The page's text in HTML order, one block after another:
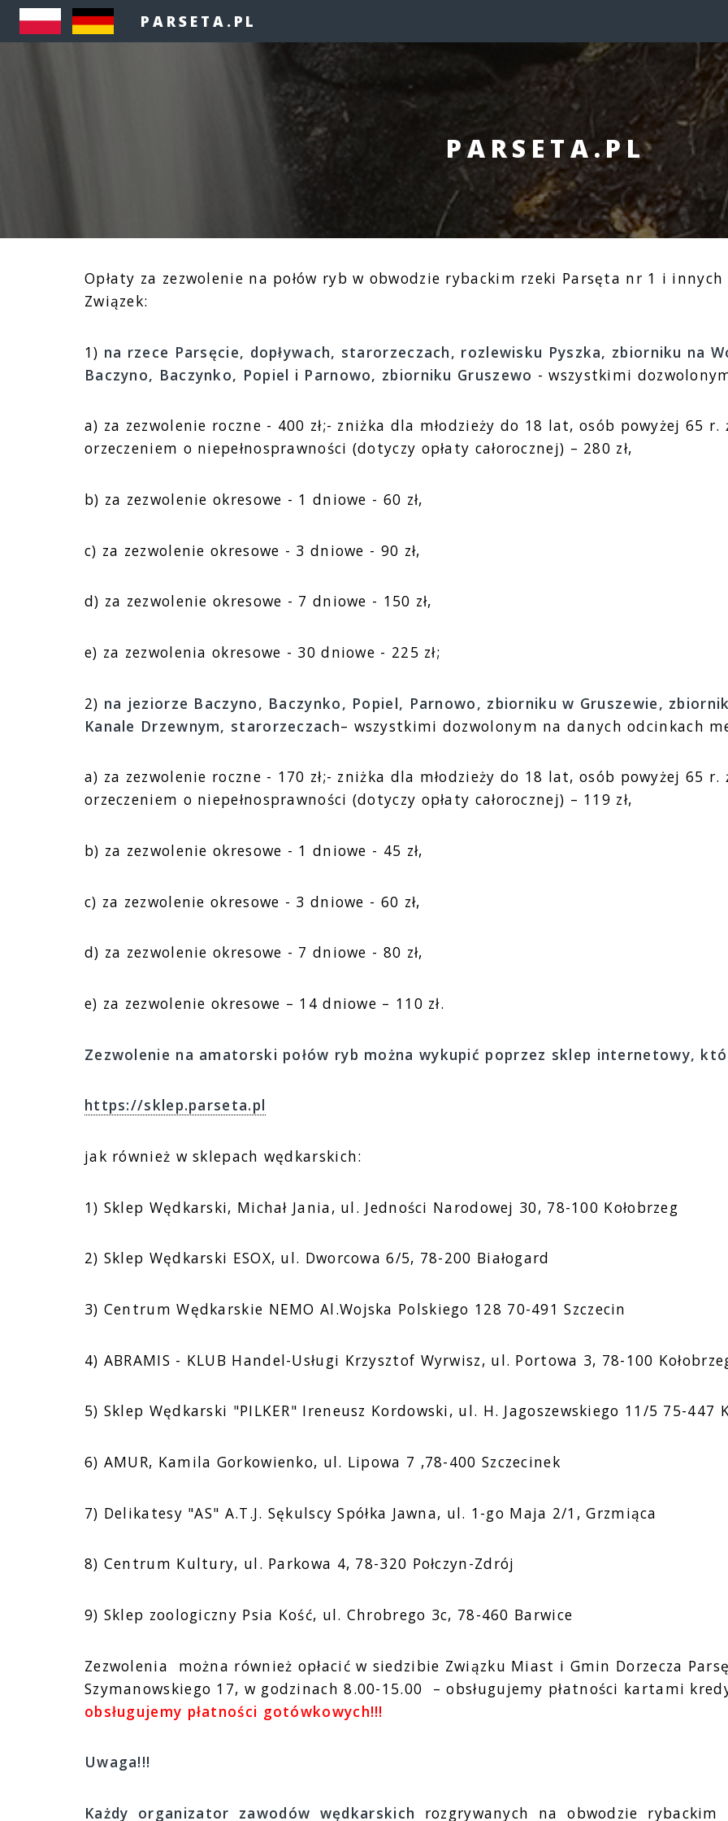
PARSETA.PL
PARSETA.PL
Opłaty za zezwolenie na połów ryb w obwodzie rybackim rzeki Parsęta nr 1 i
Związek:
1) na rzece Parsęcie, dopływach, starorzeczach, rozlewisku Pyszka, zbiorniku na
Baczyno, Baczynko, Popiel i Parnowo, zbiorniku Gruszewo - wszystkimi
a) za zezwolenie roczne - 400 zł;- zniżka dla młodzieży do 18 lat, osób powyżej 65
orzeczeniem o niepełnosprawności (dotyczy opłaty całorocznej) – 280 zł,
b) za zezwolenie okresowe - 1 dniowe - 60 zł,
c) za zezwolenie okresowe - 3 dniowe - 90 zł,
d) za zezwolenie okresowe - 7 dniowe - 150 zł,
e) za zezwolenia okresowe - 30 dniowe - 225 zł;
2) na jeziorze Baczyno, Baczynko, Popiel, Parnowo, zbiorniku w Gruszewie,
Kanale Drzewnym, starorzeczach– wszystkimi dozwolonym na danych odcinkach
a) za zezwolenie roczne - 170 zł;- zniżka dla młodzieży do 18 lat, osób powyżej 65
orzeczeniem o niepełnosprawności (dotyczy opłaty całorocznej) – 119 zł,
b) za zezwolenie okresowe - 1 dniowe - 45 zł,
c) za zezwolenie okresowe - 3 dniowe - 60 zł,
d) za zezwolenie okresowe - 7 dniowe - 80 zł,
e) za zezwolenie okresowe – 14 dniowe – 110 zł.
Zezwolenie na amatorski połów ryb można wykupić poprzez sklep internetowy,
https://sklep.parseta.pl
jak również w sklepach wędkarskich:
1) Sklep Wędkarski, Michał Jania, ul. Jedności Narodowej 30, 78-100 Kołobrzeg
2) Sklep Wędkarski ESOX, ul. Dworcowa 6/5, 78-200 Białogard
3) Centrum Wędkarskie NEMO Al.Wojska Polskiego 128 70-491 Szczecin
4) ABRAMIS - KLUB Handel-Usługi Krzysztof Wyrwisz, ul. Portowa 3, 78-100
5) Sklep Wędkarski "PILKER" Ireneusz Kordowski, ul. H. Jagoszewskiego 11/5 75-447
6) AMUR, Kamila Gorkowienko, ul. Lipowa 7 ,78-400 Szczecinek
7) Delikatesy "AS" A.T.J. Sękulscy Spółka Jawna, ul. 1-go Maja 2/1, Grzmiąca
8) Centrum Kultury, ul. Parkowa 4, 78-320 Połczyn-Zdrój
9) Sklep zoologiczny Psia Kość, ul. Chrobrego 3c, 78-460 Barwice
Zezwolenia można również opłacić w siedzibie Związku Miast i Gmin Dorzecza
Szymanowskiego 17, w godzinach 8.00-15.00 – obsługujemy płatności kartami
obsługujemy płatności gotówkowych!!!
Uwaga!!!
Każdy organizator zawodów wędkarskich rozgrywanych na obwodzie